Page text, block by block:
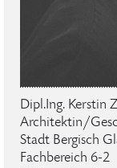
Dipl.Ing. Kerstin
Architektin/
Stadt Bergisch
Fachbereich 6-2